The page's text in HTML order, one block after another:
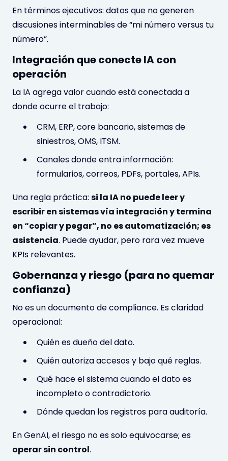
En términos ejecutivos: datos que no generen
discusiones interminables de “mi número versus tu
número”.
Integración que conecte IA con
operación
La IA agrega valor cuando está conectada a
donde ocurre el trabajo:
CRM, ERP, core bancario, sistemas de
siniestros, OMS, ITSM.
Canales donde entra información:
formularios, correos, PDFs, portales, APIs.
Una regla práctica: si la IA no puede leer y
escribir en sistemas vía integración y termina
en “copiar y pegar”, no es automatización; es
asistencia. Puede ayudar, pero rara vez mueve
KPIs relevantes.
Gobernanza y riesgo (para no quemar
confianza)
No es un documento de compliance. Es claridad
operacional:
Quién es dueño del dato.
Quién autoriza accesos y bajo qué reglas.
Qué hace el sistema cuando el dato es
incompleto o contradictorio.
Dónde quedan los registros para auditoría.
En GenAI, el riesgo no es solo equivocarse; es
operar sin control.